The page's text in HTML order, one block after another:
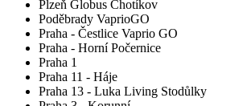
Plzeň Globus Chotíkov
Poděbrady VaprioGO
Praha - Čestlice Vaprio GO
Praha - Horní Počernice
Praha 1
Praha 11 - Háje
Praha 13 - Luka Living Stodůlky